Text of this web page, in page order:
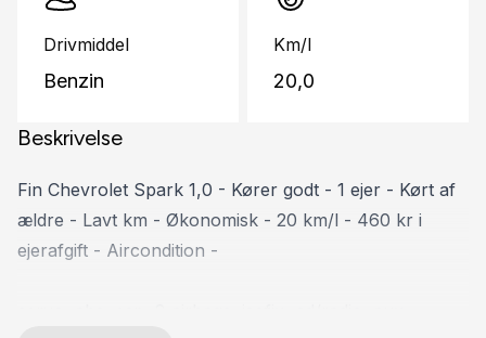
Drivmiddel
Benzin
Km/l
20,0
Beskrivelse
Fin Chevrolet Spark 1,0 - Kører godt - 1 ejer - Kørt af
ældre - Lavt km - Økonomisk - 20 km/l - 460 kr i
ejerafgift - Aircondition -